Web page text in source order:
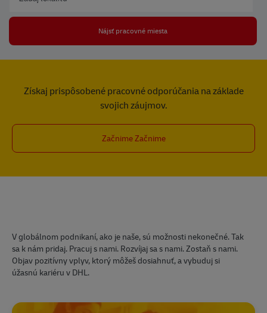
Nájsť pracovné miesta
Získaj prispôsobené pracovné odporúčania na základe
svojich záujmov.
Začnime Začnime
V globálnom podnikaní, ako je naše, sú možnosti nekonečné. Tak
sa k nám pridaj. Pracuj s nami. Rozvíjaj sa s nami. Zostaň s nami.
Objav pozitívny vplyv, ktorý môžeš dosiahnuť, a vybuduj si
úžasnú kariéru v DHL.​​​​​